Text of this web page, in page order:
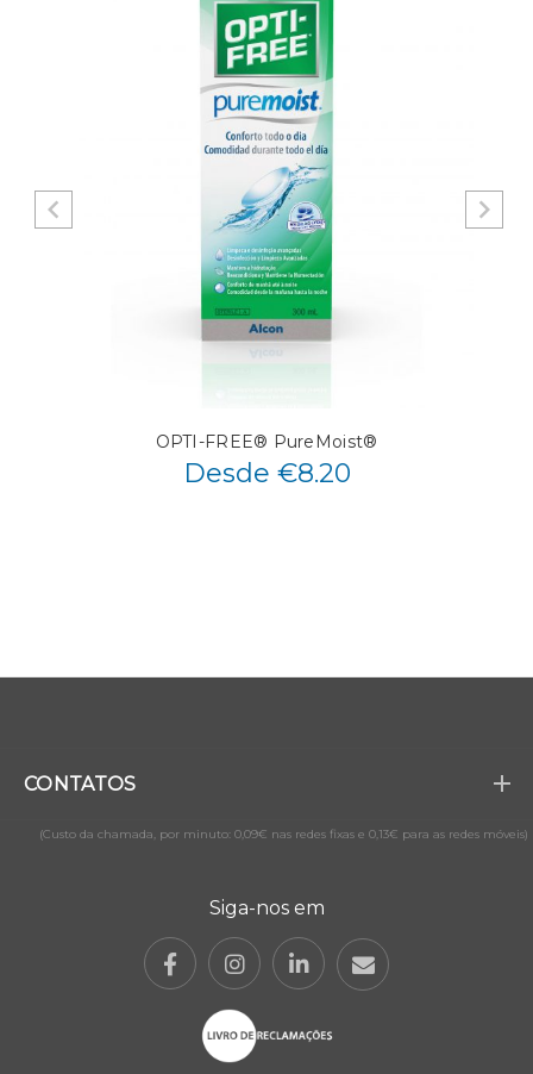
OPTI-FREE® PureMoist®
Desde €8.20
CONTATOS
(Custo da chamada, por minuto: 0,09€ nas redes fixas e 0,13€ para as redes móveis)
Siga-nos em